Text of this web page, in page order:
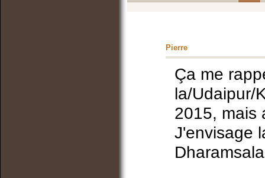
Pierre
Ça me
la/Udaipur/
2015, mais
J'envisage